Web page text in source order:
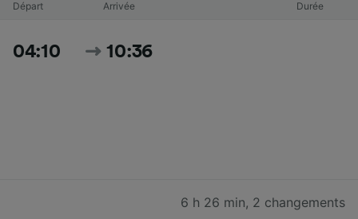
Départ Arrivée Durée
04:10 10:36
6 h 26 min, 2 changements